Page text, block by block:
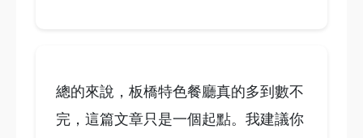
總的來說，板橋特色餐廳真的多到數不
完，這篇文章只是一個起點。我建議你